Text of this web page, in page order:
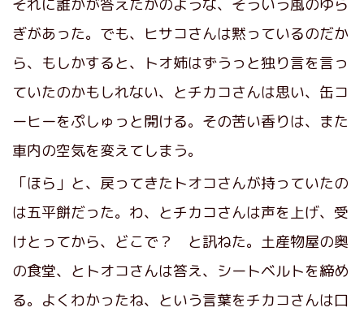
それに誰かが答えたかのような、そういう風のゆら
ぎがあった。でも、ヒサコさんは黙っているのだか
ら、もしかすると、トオ姉はずうっと独り言を言っ
ていたのかもしれない、とチカコさんは思い、缶コ
ーヒーをぷしゅっと開ける。その苦い香りは、また
車内の空気を変えてしまう。
「ほら」と、戻ってきたトオコさんが持っていたの
は五平餅だった。わ、とチカコさんは声を上げ、受
けとってから、どこで？ と訊ねた。土産物屋の奥
の食堂、とトオコさんは答え、シートベルトを締め
る。よくわかったね、という言葉をチカコさんは口